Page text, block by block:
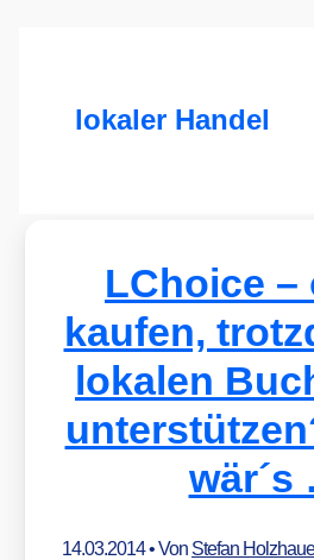
lokaler Handel
LChoice –
kaufen,
lokalen
wär´s
14.03.2014• Von Stefan